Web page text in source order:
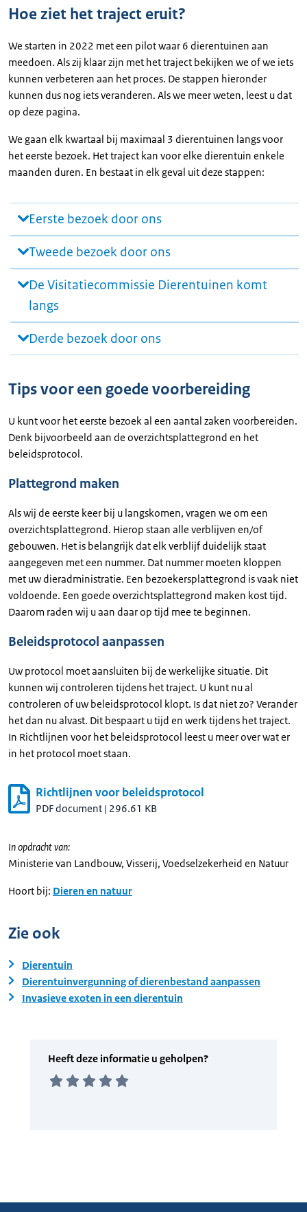
Hoe ziet het traject eruit?
We starten in 2022 met een pilot waar 6 dierentuinen aan
meedoen. Als zij klaar zijn met het traject bekijken we of we iets
kunnen verbeteren aan het proces. De stappen hieronder
kunnen dus nog iets veranderen. Als we meer weten, leest u dat
op deze pagina.
We gaan elk kwartaal bij maximaal 3 dierentuinen langs voor
het eerste bezoek. Het traject kan voor elke dierentuin enkele
maanden duren. En bestaat in elk geval uit deze stappen:
Eerste bezoek door ons
Tweede bezoek door ons
De Visitatiecommissie Dierentuinen komt
langs
Derde bezoek door ons
Tips voor een goede voorbereiding
U kunt voor het eerste bezoek al een aantal zaken voorbereiden.
Denk bijvoorbeeld aan de overzichtsplattegrond en het
beleidsprotocol.
Plattegrond maken
Als wij de eerste keer bij u langskomen, vragen we om een
overzichtsplattegrond. Hierop staan alle verblijven en/of
gebouwen. Het is belangrijk dat elk verblijf duidelijk staat
aangegeven met een nummer. Dat nummer moeten kloppen
met uw dieradministratie. Een bezoekersplattegrond is vaak niet
voldoende. Een goede overzichtsplattegrond maken kost tijd.
Daarom raden wij u aan daar op tijd mee te beginnen.
Beleidsprotocol aanpassen
Uw protocol moet aansluiten bij de werkelijke situatie. Dit
kunnen wij controleren tijdens het traject. U kunt nu al
controleren of uw beleidsprotocol klopt. Is dat niet zo? Verander
het dan nu alvast. Dit bespaart u tijd en werk tijdens het traject.
In Richtlijnen voor het beleidsprotocol leest u meer over wat er
in het protocol moet staan.
Richtlijnen voor beleidsprotocol
PDF document | 296.61 KB
In opdracht van:
Ministerie van Landbouw, Visserij, Voedselzekerheid en Natuur
Hoort bij: Dieren en natuur
Zie ook
Dierentuin
Dierentuinvergunning of dierenbestand aanpassen
Invasieve exoten in een dierentuin